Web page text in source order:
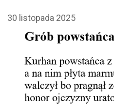
30 listopada 2025